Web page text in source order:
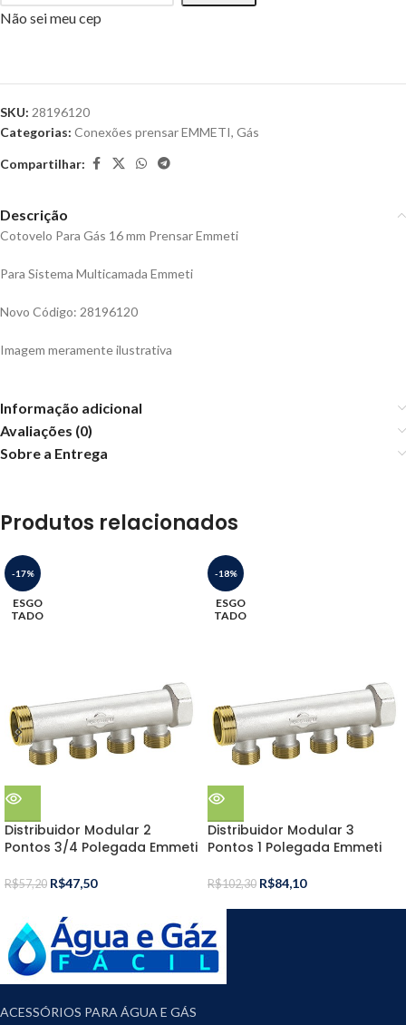
Não sei meu cep
SKU: 28196120
Categorias: Conexões prensar EMMETI, Gás
Compartilhar:
Descrição
Cotovelo Para Gás 16 mm Prensar Emmeti
Para Sistema Multicamada Emmeti
Novo Código: 28196120
Imagem meramente ilustrativa
Informação adicional
Avaliações (0)
Sobre a Entrega
Produtos relacionados
-17%
ESGO
TADO
Distribuidor Modular 2
Pontos 3/4 Polegada Emmeti
R$57,20 R$47,50
-18%
ESGO
TADO
Distribuidor Modular 3
Pontos 1 Polegada Emmeti
R$102,30 R$84,10
ACESSÓRIOS PARA ÁGUA E GÁS